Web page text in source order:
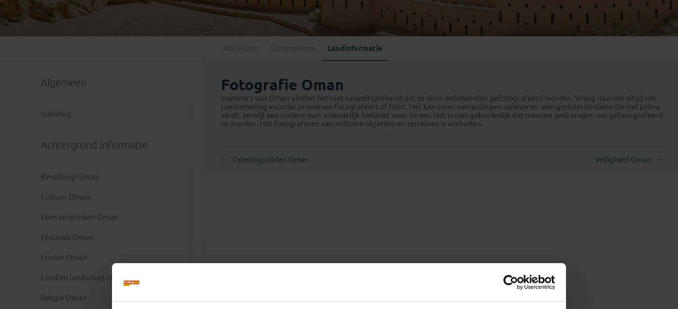
Mongolië(1)
Tadzjikistan(1)
(8)
Tanzania(1)
Mexico
Paraguay(1)
Kroatië(2)
Letland(3)
Moldavië
Montenegro(2)
Noord-Macedonië(1)
Emiraten
(1)
Landinformatie
Algemeen
Inleiding
Achtergrond informatie
Bevolking Oman
Cultuur Oman
Eten en drinken Oman
Festivals Oman
Fooien Oman
Land en landschap Oman
Religie Oman
Fotografie Oman
Inwoners van Oman vinden het niet vanzelfsprekend dat ze door onbekenden gefotografeerd worden. Vraag daarom altijd om
toestemming voordat je mensen fotografeert of filmt. Het kan soms verrassingen opleveren: een gesluierde dame die het prima
vindt, terwijl een oudere man vriendelijk bedankt voor de eer. Het is niet gebruikelijk dat mensen geld vragen om gefotografeerd
te worden. Het fotograferen van militaire objecten en terreinen is verboden.
Openingstijden Oman Veiligheid Oman